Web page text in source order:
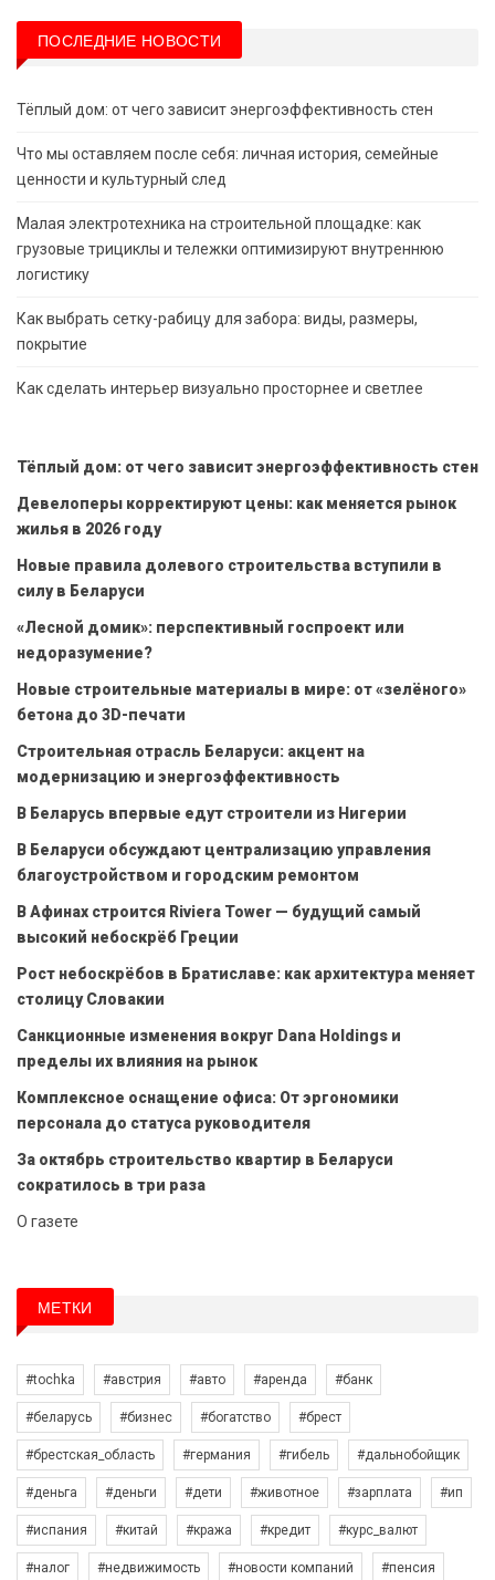
ПОСЛЕДНИЕ НОВОСТИ
Тёплый дом: от чего зависит энергоэффективность стен
Что мы оставляем после себя: личная история, семейные
ценности и культурный след
Малая электротехника на строительной площадке: как
грузовые трициклы и тележки оптимизируют внутреннюю
логистику
Как выбрать сетку-рабицу для забора: виды, размеры,
покрытие
Как сделать интерьер визуально просторнее и светлее
Тёплый дом: от чего зависит энергоэффективность стен
Девелоперы корректируют цены: как меняется рынок
жилья в 2026 году
Новые правила долевого строительства вступили в
силу в Беларуси
«Лесной домик»: перспективный госпроект или
недоразумение?
Новые строительные материалы в мире: от «зелёного»
бетона до 3D-печати
Строительная отрасль Беларуси: акцент на
модернизацию и энергоэффективность
В Беларусь впервые едут строители из Нигерии
В Беларуси обсуждают централизацию управления
благоустройством и городским ремонтом
В Афинах строится Riviera Tower — будущий самый
высокий небоскрёб Греции
Рост небоскрёбов в Братиславе: как архитектура меняет
столицу Словакии
Санкционные изменения вокруг Dana Holdings и
пределы их влияния на рынок
Комплексное оснащение офиса: От эргономики
персонала до статуса руководителя
За октябрь строительство квартир в Беларуси
сократилось в три раза
О газете
МЕТКИ
#tochka #австрия #авто #аренда #банк
#беларусь #бизнес #богатство #брест
#брестская_область #германия #гибель #дальнобойщик
#деньга #деньги #дети #животное #зарплата #ип
#испания #китай #кража #кредит #курс_валют
#налог #недвижимость #новости компаний #пенсия